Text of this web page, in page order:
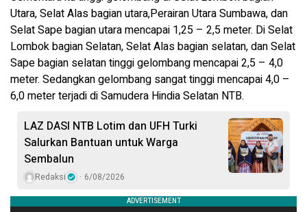
Utara, Selat Alas bagian utara,Perairan Utara Sumbawa, dan
Selat Sape bagian utara mencapai 1,25 – 2,5 meter. Di Selat
Lombok bagian Selatan, Selat Alas bagian selatan, dan Selat
Sape bagian selatan tinggi gelombang mencapai 2,5 – 4,0
meter. Sedangkan gelombang sangat tinggi mencapai 4,0 –
6,0 meter terjadi di Samudera Hindia Selatan NTB.
LAZ DASI NTB Lotim dan UFH Turki
Salurkan Bantuan untuk Warga
Sembalun
Redaksi 6/08/2026